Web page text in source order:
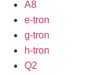
A8
e-tron
g-tron
h-tron
Q2